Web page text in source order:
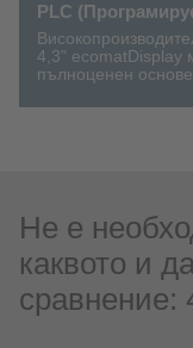
Не е
каквото и
сравнение: